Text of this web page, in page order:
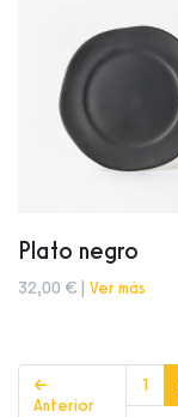
Plato negro
32,00 € | Ver más
←
Anterior
1